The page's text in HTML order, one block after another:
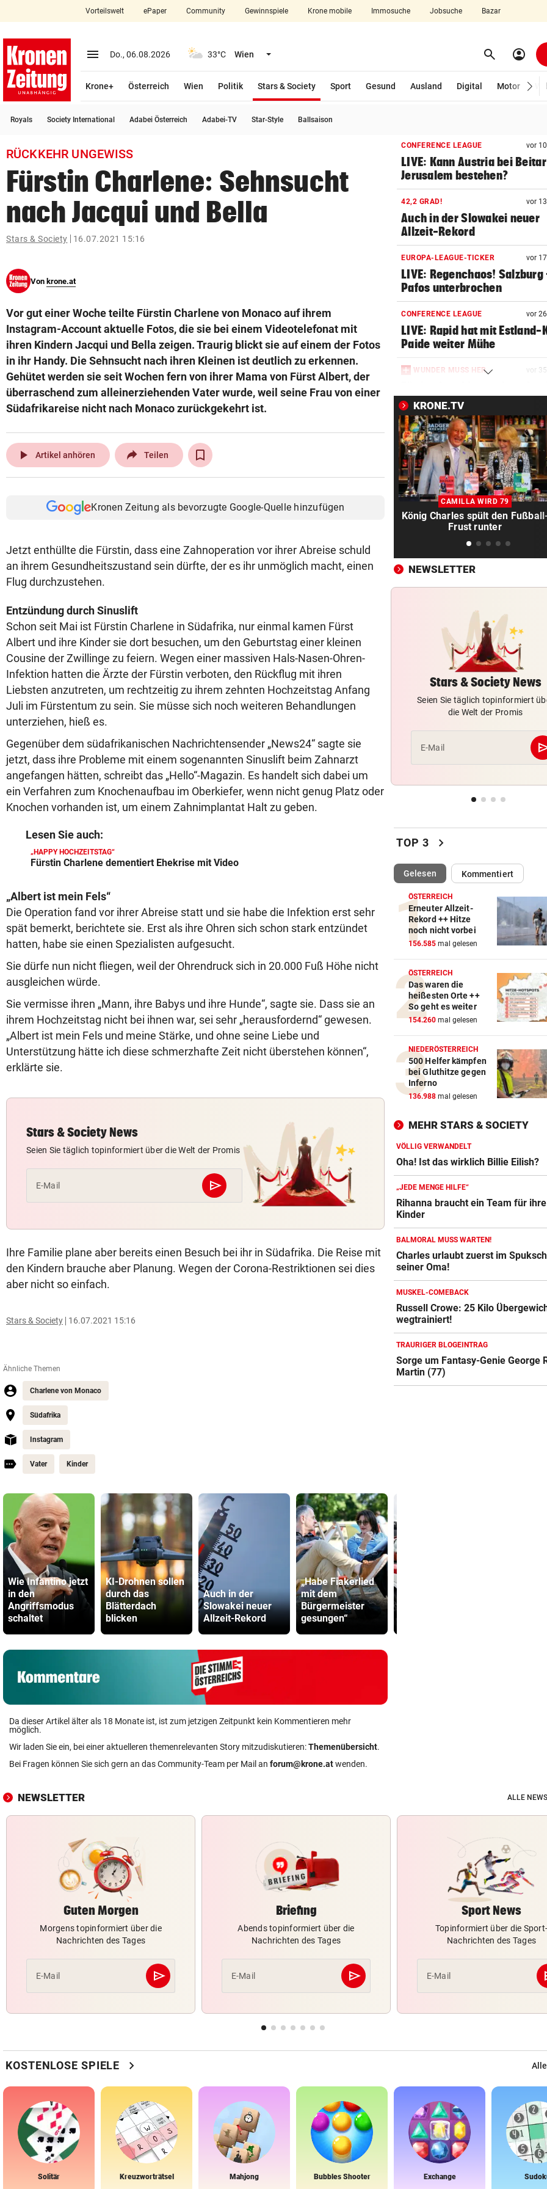
closeSchließen
account_circle Anmelden
arrow_right
bookmark
search
Suchbegriff
eingeben
© Krone Multimedia GmbH & Co KG 2026
Vorteilswelt ePaper Community Gewinnspiele Krone mobile Immosuche Jobsuche Bazar
menu Menü aufklappen
Do., 06.08.2026 33°C Wien Menü aufklappen search Suchen
account_circle
Krone+ Österreich Wien Politik Stars & Society
Sport
Gesund Ausland Digital Motor
Royals Society International Adabei Österreich Adabei-TV Star-Style Ballsaison
RÜCKKEHR UNGEWISS
Fürstin Charlene: Sehnsucht
nach Jacqui und Bella
Stars & Society 16.07.2021 15:16
Von krone.at
Vor gut einer Woche teilte Fürstin Charlene von Monaco auf ihrem
Instagram-Account aktuelle Fotos, die sie bei einem Videotelefonat mit
ihren Kindern Jacqui und Bella zeigen. Traurig blickt sie auf einem der Fotos
in ihr Handy. Die Sehnsucht nach ihren Kleinen ist deutlich zu erkennen.
Gehütet werden sie seit Wochen fern von ihrer Mama von Fürst Albert, der
überraschend zum alleinerziehenden Vater wurde, weil seine Frau von einer
Südafrikareise nicht nach Monaco zurückgekehrt ist.
play_arrow Artikel anhören Teilen
Kronen Zeitung als bevorzugte Google-Quelle hinzufügen
Jetzt enthüllte die Fürstin, dass eine Zahnoperation vor ihrer Abreise schuld
an ihrem Gesundheitszustand sein dürfte, der es ihr unmöglich macht, einen
Flug durchzustehen.
Entzündung durch Sinuslift
Schon seit Mai ist Fürstin Charlene in Südafrika, nur einmal kamen Fürst
Albert und ihre Kinder sie dort besuchen, um den Geburtstag einer kleinen
Cousine der Zwillinge zu feiern. Wegen einer massiven Hals-Nasen-Ohren-
Infektion hatten die Ärzte der Fürstin verboten, den Rückflug mit ihren
Liebsten anzutreten, um rechtzeitig zu ihrem zehnten Hochzeitstag Anfang
Juli im Fürstentum zu sein. Sie müsse sich noch weiteren Behandlungen
unterziehen, hieß es.
Gegenüber dem südafrikanischen Nachrichtensender „News24“ sagte sie
jetzt, dass ihre Probleme mit einem sogenannten Sinuslift beim Zahnarzt
angefangen hätten, schreibt das „Hello“-Magazin. Es handelt sich dabei um
ein Verfahren zum Knochenaufbau im Oberkiefer, wenn nicht genug Platz oder
Knochen vorhanden ist, um einem Zahnimplantat Halt zu geben.
Lesen Sie auch:
„HAPPY HOCHZEITSTAG“
Fürstin Charlene dementiert Ehekrise mit Video
„Albert ist mein Fels“
Die Operation fand vor ihrer Abreise statt und sie habe die Infektion erst sehr
spät bemerkt, berichtete sie. Erst als ihre Ohren sich schon stark entzündet
hatten, habe sie einen Spezialisten aufgesucht.
Sie dürfe nun nicht fliegen, weil der Ohrendruck sich in 20.000 Fuß Höhe nicht
ausgleichen würde.
Sie vermisse ihren „Mann, ihre Babys und ihre Hunde“, sagte sie. Dass sie an
ihrem Hochzeitstag nicht bei ihnen war, sei sehr „herausfordernd“ gewesen.
„Albert ist mein Fels und meine Stärke, und ohne seine Liebe und
Unterstützung hätte ich diese schmerzhafte Zeit nicht überstehen können“,
erklärte sie.
Stars & Society News
Seien Sie täglich topinformiert über die Welt der Promis
E-Mail send
Abschicken
Ihre Familie plane aber bereits einen Besuch bei ihr in Südafrika. Die Reise mit
den Kindern brauche aber Planung. Wegen der Corona-Restriktionen sei dies
aber nicht so einfach.
Stars & Society 16.07.2021 15:16
Ähnliche Themen
Charlene von Monaco
Südafrika
Instagram
Vater Kinder
Wie Infantino jetzt
in den
Angriffsmodus
schaltet
KI-Drohnen sollen
durch das
Blätterdach
blicken
Auch in der
Slowakei neuer
Allzeit-Rekord
„Habe Fiakerlied
mit dem
Bürgermeister
gesungen“
Da dieser Artikel älter als 18 Monate ist, ist zum jetzigen Zeitpunkt kein Kommentieren mehr
möglich.
Wir laden Sie ein, bei einer aktuelleren themenrelevanten Story mitzudiskutieren:Themenübersicht.
Bei Fragen können Sie sich gern an das Community-Team per Mail an forum@krone.atwenden.
CONFERENCE LEAGUE vor
LIVE: Kann Austria bei Beitar
Jerusalem bestehen?
42,2 GRAD! vor
Auch in der Slowakei neuer
Allzeit-Rekord
EUROPA-LEAGUE-TICKER vor
LIVE: Regenchaos! Salzburg
Pafos unterbrochen
CONFERENCE LEAGUE vor
LIVE: Rapid hat mit Estland-
Paide weiter Mühe
WUNDER MUSS HER vor
Sturm Kraftakt!
REKORD IN SPANIEN vor 41
33,02 Grad Celsius im
gemessen!
LUCKENEDERS HIGHLIGHT vor
„Auf das Foto bin ich stolz –
die Gelbe auch“
Cobra stürmt Dorotheum,
verschwunden
Knallhart! UEFA droht schon
wieder mit WM-Boykott
WIENS KULTURSTADTRÄTIN
„Habe Fiakerlied mit dem
Bürgermeister gesungen“
FIFA IN DER KRITIK vor
„Er ist wie der Liebling aller
Schwiegermütter!“
NHL-ASS HAUTNAH
Marco Kasper: „Brenne fürs
Eishockey wie mit 16!“
NÄCHSTER FINNE KOMMT vor
Pioneers werden immer
den „Pioneerit“
SEIDL UND CO. BESTÜRZT vor
Todesdrama um Fan! Rapid
im Trauerflor
TAUZIEHEN UM BEAMTE
„Müssen Personalnot bei
in Wien ausbaden!“
HANDYS UND DROGEN vor
Schmugglerin aus Liebe?
HÖHERE PARKGEBÜHREN vor 2
Wieder brutaler „Anschlag“
Tirols Steuerzahler
PSYCHOGRAMM DES TÄTERS
Wie Mörder Afaq K. nachts
mit Kamera jagte
KRONE.TV
CAMILLA WIRD 79
König Charles spült den
Frust runter
NEWSLETTER
Stars & Society News
Seien Sie täglich topinformiert
die Welt der Promis
E-Mail
TOP 3 chevron_right
Gelesen(ausgewählt)Kommentiert
ÖSTERREICH
Erneuter Allzeit-
Rekord ++ Hitze
noch nicht vorbei
156.585 mal gelesen
ÖSTERREICH
Das waren die
heißesten Orte ++
So geht es weiter
154.260 mal gelesen
NIEDERÖSTERREICH
500 Helfer kämpfen
bei Gluthitze gegen
Inferno
136.988 mal gelesen
MEHR STARS & SOCIETY
VÖLLIG VERWANDELT
Oha! Ist das wirklich Billie Eilish?
„JEDE MENGE HILFE“
Rihanna braucht ein Team für
Kinder
BALMORAL MUSS WARTEN!
Charles urlaubt zuerst im
seiner Oma!
MUSKEL-COMEBACK
Russell Crowe: 25 Kilo
wegtrainiert!
TRAURIGER BLOGEINTRAG
Sorge um Fantasy-Genie George
Martin (77)
NEWSLETTER ALLE
Guten Morgen
Morgens topinformiert über die
Nachrichten des Tages
E-Mail send
Abschicken
Briefing
Abends topinformiert über die
Nachrichten des Tages
E-Mail send
Abschicken
Sport News
Topinformiert über die Sport-
Nachrichten des Tages
E-Mail
KOSTENLOSE SPIELE chevron_right
Solitär Kreuzworträtsel Mahjong Bubbles Shooter Exchange